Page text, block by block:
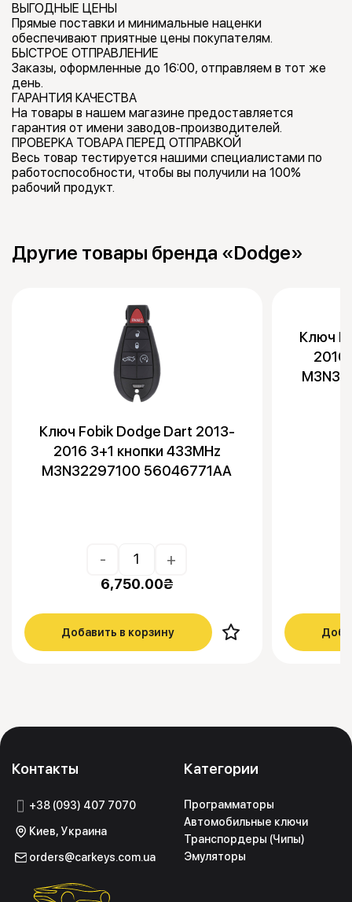
ВЫГОДНЫЕ ЦЕНЫ
Прямые поставки и минимальные наценки
обеспечивают приятные цены покупателям.
БЫСТРОЕ ОТПРАВЛЕНИЕ
Заказы, оформленные до 16:00, отправляем в тот же
день.
ГАРАНТИЯ КАЧЕСТВА
На товары в нашем магазине предоставляется
гарантия от имени заводов-производителей.
ПРОВЕРКА ТОВАРА ПЕРЕД ОТПРАВКОЙ
Весь товар тестируется нашими специалистами по
работоспособности, чтобы вы получили на 100%
рабочий продукт.
Другие товары бренда «Dodge»
Ключ Fobik Dodge Dart 2013-
2016 3+1 кнопки 433MHz
M3N32297100 56046771AA
- +
6,750.00₴
Добавить в корзину
Ключ
2016
Контакты
+38 (093) 407 7070
Киев, Украина
orders@carkeys.com.ua
Категории
Программаторы
Автомобильные ключи
Транспордеры (Чипы)
Эмуляторы